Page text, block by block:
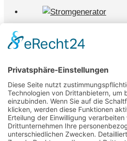
Wie kann man bei
Was ist ein Blackout